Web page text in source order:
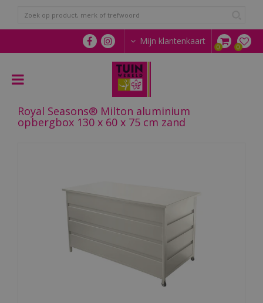
n
a
Mijn klantenkaart
Royal Seasons® Milton aluminium
opbergbox 130 x 60 x 75 cm zand